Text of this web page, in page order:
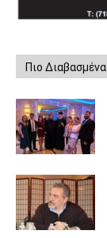
Πιο Διαβασμένα